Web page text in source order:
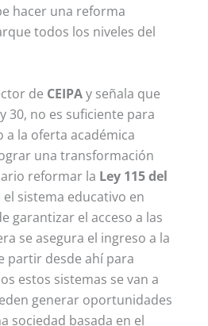
hacer una reforma
todos los niveles del
de CEIPAy señala que
30, no es suficiente para
a la oferta académica
una transformación
reformar la Ley 115 del
sistema educativo en
garantizar el acceso a las
se asegura el ingreso a la
partir desde ahí para
estos sistemas se van a
generar oportunidades
sociedad basada en el